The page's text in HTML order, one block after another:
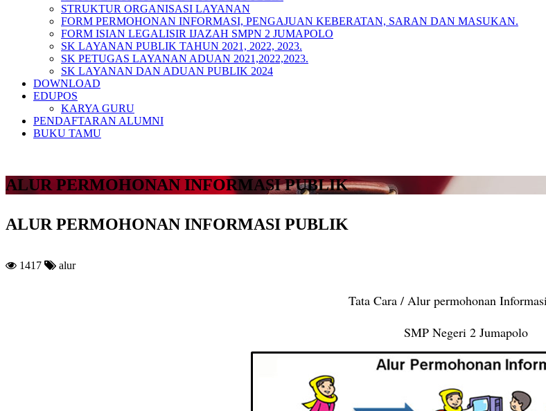
STRUKTUR ORGANISASI LAYANAN
FORM PERMOHONAN INFORMASI, PENGAJUAN KEBERATAN, SARAN DAN MASUKAN.
FORM ISIAN LEGALISIR IJAZAH SMPN 2 JUMAPOLO
SK LAYANAN PUBLIK TAHUN 2021, 2022, 2023.
SK PETUGAS LAYANAN ADUAN 2021,2022,2023.
SK LAYANAN DAN ADUAN PUBLIK 2024
DOWNLOAD
EDUPOS
KARYA GURU
PENDAFTARAN ALUMNI
BUKU TAMU
ALUR PERMOHONAN INFORMASI PUBLIK
ALUR PERMOHONAN INFORMASI PUBLIK
1417 alur
Tata Cara / Alur permohonan
SMP Negeri 2 Jumapolo